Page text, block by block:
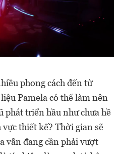
phong cách đến từ
Pamela có thể làm nên
phát triển hầu như chưa hề
thiết kế? Thời gian sẽ
vẫn đang cần phải vượt